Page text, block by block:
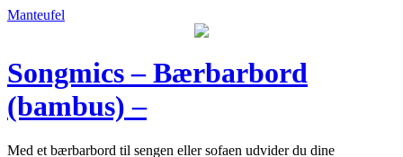
Manteufel
Songmics – Bærbarbord
(bambus) –
Med et bærbarbord til sengen eller sofaen udvider du dine